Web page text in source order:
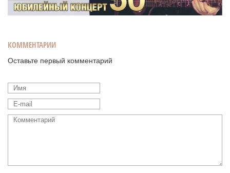
КОММЕНТАРИИ
Оставьте первый комментарий